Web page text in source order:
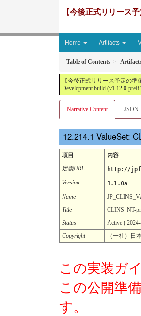
【今後正式リリース
Home Artifacts
Table of Contents
【今後正式リリース予定の
Development build (v1.12.0-
Narrative Content JSON
ValueSet:
項目
内容
定義URL
http://
Version
1.1.0a
Name
Title
CLINS: NT-
Status
Active (
Copyright
（一社）日
この実装ガ
この公開準
す。